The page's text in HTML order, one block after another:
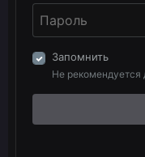
Запомнить
Не